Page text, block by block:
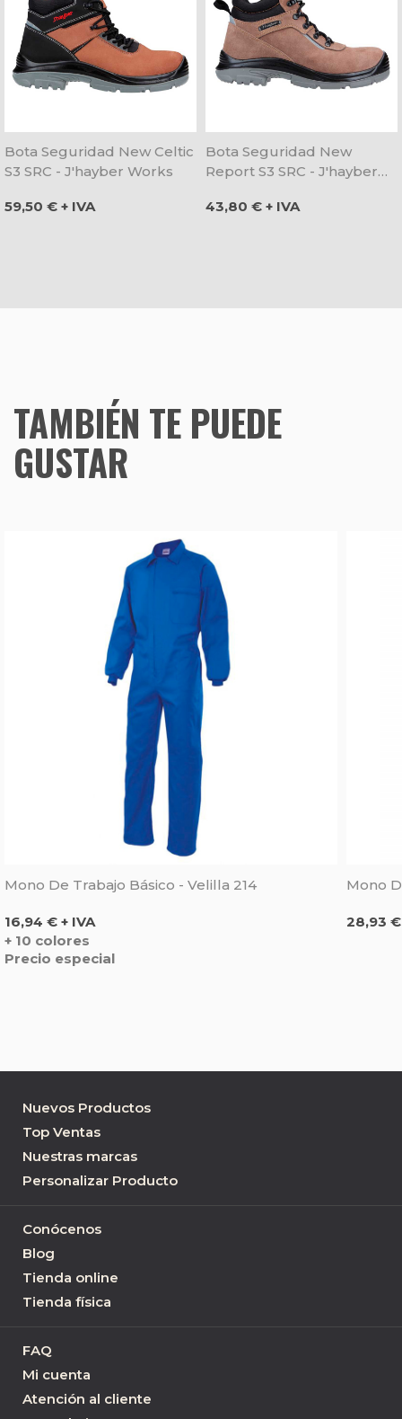
Bota Seguridad New Celtic
S3 SRC - J'hayber Works
Precio
59,50 € + IVA
Bota Seguridad New
Report S3 SRC - J'hayber
Precio
43,80 € + IVA
TAMBIÉN TE PUEDE
GUSTAR
Mono De Trabajo Básico - Velilla 214
Precio
16,94 € + IVA
+ 10 colores
Precio especial
Mono
Precio
28,93 €
Nuevos Productos
Top Ventas
Nuestras marcas
Personalizar Producto
Conócenos
Blog
Tienda online
Tienda física
FAQ
Mi cuenta
Atención al cliente